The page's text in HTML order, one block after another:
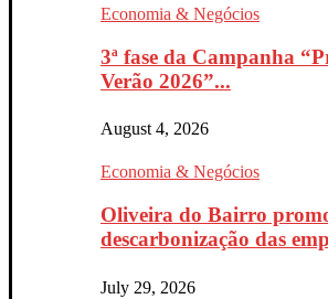
Economia & Negócios
3ª fase da Campanha
Verão 2026”...
August 4, 2026
Economia & Negócios
Oliveira do Bairro
descarbonização das
July 29, 2026